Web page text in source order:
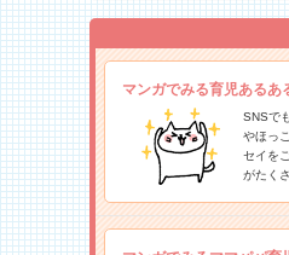
マンガでみる育児あるあ
SNSで
やほっ
セイを
がたく